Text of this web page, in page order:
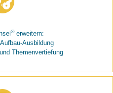
®erweitern:
Ausbildung
Themenvertiefung